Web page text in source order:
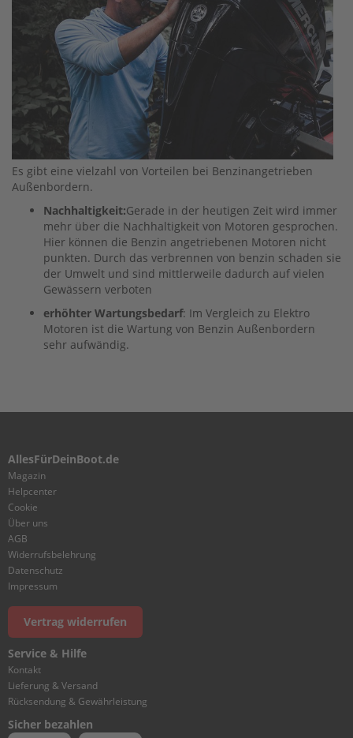
N
E
L
W
E
R
C
A
S
N
G
&
R
P
R
K
I
T
1
E
R
E
K
Es gibt eine vielzahl von Vorteilen bei Benzinangetrieben
Außenbordern.
Nachhaltigkeit:Gerade in der heutigen Zeit wird immer
mehr über die Nachhaltigkeit von Motoren gesprochen.
Hier können die Benzin angetriebenen Motoren nicht
punkten. Durch das verbrennen von benzin schaden sie
der Umwelt und sind mittlerweile dadurch auf vielen
Gewässern verboten
erhöhter Wartungsbedarf: Im Vergleich zu Elektro
Motoren ist die Wartung von Benzin Außenbordern
sehr aufwändig.
AllesFürDeinBoot.de
Magazin
Helpcenter
Cookie
Über uns
AGB
Widerrufsbelehrung
Datenschutz
Impressum
Vertrag widerrufen
Service & Hilfe
Kontakt
Lieferung & Versand
Rücksendung & Gewährleistung
Sicher bezahlen